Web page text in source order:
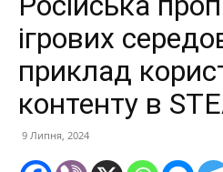
ігрових
приклад
контенту в
9 Липня, 2024